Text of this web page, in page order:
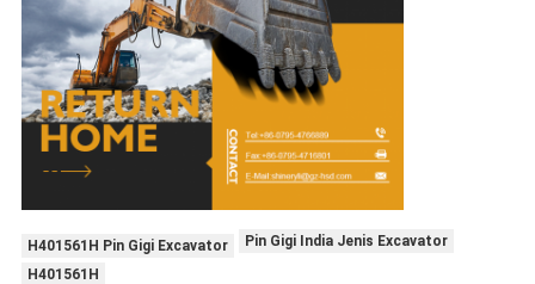
H401561H Pin Gigi Excavator
Pin Gigi India Jenis Excavator
H401561H